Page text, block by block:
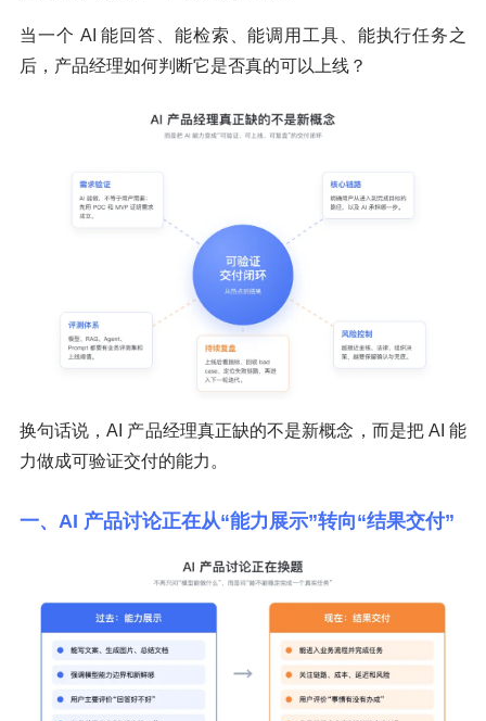
当一个 AI 能回答、能检索、能调用工具、能执行任务之
后，产品经理如何判断它是否真的可以上线？
换句话说，AI 产品经理真正缺的不是新概念，而是把 AI 能
力做成可验证交付的能力。
一、AI 产品讨论正在从“能力展示”转向“结果交付”